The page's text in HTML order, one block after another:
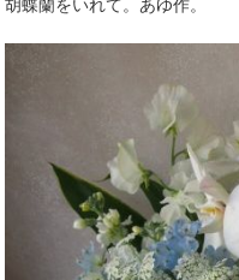
胡蝶蘭をいれて。あゆ作。